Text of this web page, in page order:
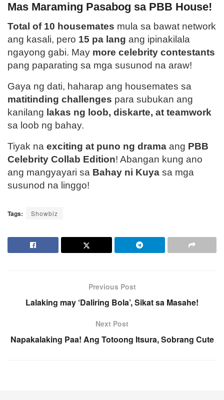
Mas Maraming Pasabog sa PBB House!
Total of 10 housemates mula sa bawat network
ang kasali, pero 15 pa lang ang ipinakilala
ngayong gabi. May more celebrity contestants
pang paparating sa mga susunod na araw!
Gaya ng dati, haharap ang housemates sa
matitinding challenges para subukan ang
kanilang lakas ng loob, diskarte, at teamwork
sa loob ng bahay.
Tiyak na exciting at puno ng drama ang PBB
Celebrity Collab Edition! Abangan kung ano
ang mangyayari sa Bahay ni Kuya sa mga
susunod na linggo!
Tags: Showbiz
Previous Post
Lalaking may ‘Daliring Bola’, Sikat sa Masahe!
Next Post
Napakalaking Paa! Ang Totoong Itsura, Sobrang Cute